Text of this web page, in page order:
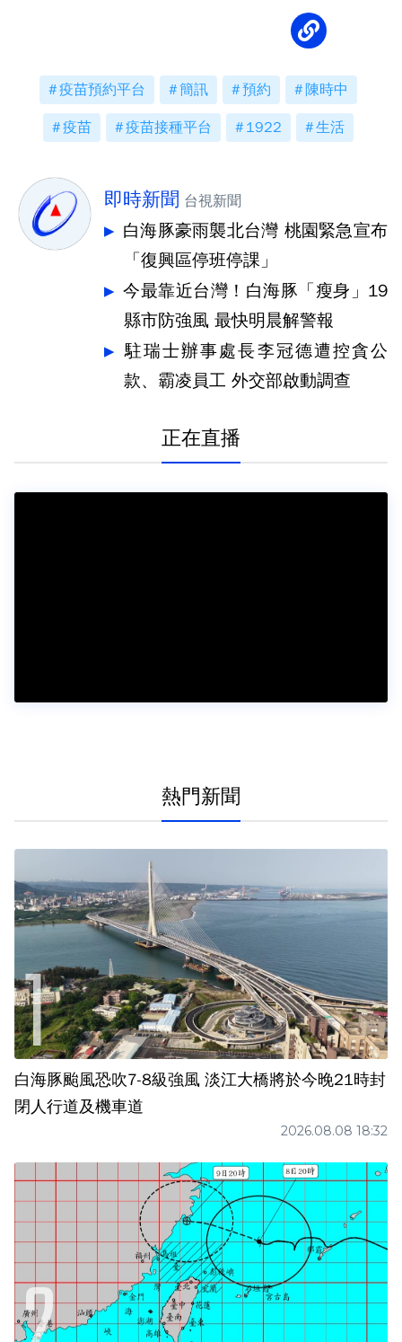
疫苗預約平台 簡訊 預約 陳時中
疫苗 疫苗接種平台 1922 生活
即時新聞 台視新聞
白海豚豪雨襲北台灣 桃園緊急宣布
「復興區停班停課」
今最靠近台灣！白海豚「瘦身」19
縣市防強風 最快明晨解警報
駐瑞士辦事處長李冠德遭控貪公
款、霸凌員工 外交部啟動調查
正在直播
熱門新聞
白海豚颱風恐吹7-8級強風 淡江大橋將於今晚21時封
閉人行道及機車道
2026.08.08 18:32